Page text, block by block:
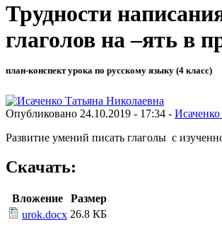
Трудности
глаголов на –ять в
план-конспект урока по русскому языку (4 класс)
Опубликовано 24.10.2019 - 17:34 -
Развитие умений писать глаголы с
Скачать:
Вложение
Размер
urok.docx 26.8 КБ